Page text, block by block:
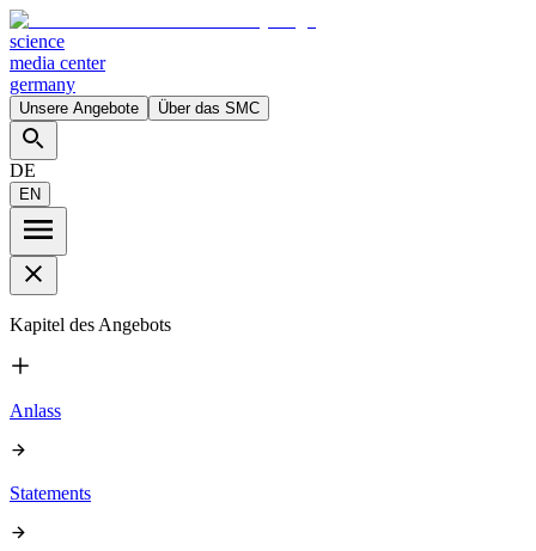
science
media center
germany
Unsere Angebote Über das SMC
DE
EN
Kapitel des Angebots
Anlass
Statements